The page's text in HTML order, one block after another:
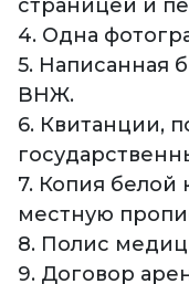
страницей и
4. Одна
5. Написанная
ВНЖ.
6. Квитанции,
7. Копия белой
местную
8. Полис
9. Договор